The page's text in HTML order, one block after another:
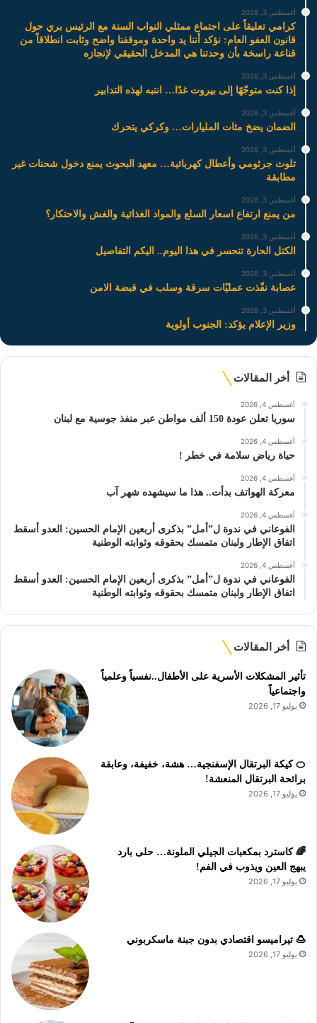
أغسطس 3, 2026
كرامي تعليقاً على اجتماع ممثلي النواب السنة مع الرئيس بري حول
قانون العفو العام: نؤكد أننا يد واحدة وموقفنا واضح وثابت انطلاقاً من
قناعة راسخة بأن وحدتنا هي المدخل الحقيقي لإنجازه
أغسطس 3, 2026
إذا كنت متوجّهًا إلى بيروت غدًا… انتبه لهذه التدابير
أغسطس 3, 2026
الضمان يضخ مئات المليارات… وكركي يتحرك
أغسطس 3, 2026
تلوث جرثومي وأعطال كهربائية… معهد البحوث يمنع دخول شحنات غير
مطابقة
أغسطس 3, 2026
من يمنع ارتفاع اسعار السلع والمواد الغذائية والغش والاحتكار؟
أغسطس 3, 2026
الكتل الحارة تنحسر في هذا اليوم.. اليكم التفاصيل
أغسطس 3, 2026
عصابة نفّذت عمليّات سرقة وسلب في قبضة الامن
أغسطس 3, 2026
وزير الإعلام يؤكد: الجنوب أولوية
أخر المقالات
أغسطس 4, 2026
سوريا تعلن عودة 150 ألف مواطن عبر منفذ جوسية مع لبنان
أغسطس 4, 2026
حياة رياض سلامة في خطر !
أغسطس 4, 2026
معركة الهواتف بدأت.. هذا ما سيشهده شهر آب
أغسطس 4, 2026
الفوعاني في ندوة ل”أمل” بذكرى أربعين الإمام الحسين: العدو أسقط
اتفاق الإطار ولبنان متمسك بحقوقه وثوابته الوطنية
أغسطس 4, 2026
الفوعاني في ندوة ل”أمل” بذكرى أربعين الإمام الحسين: العدو أسقط
اتفاق الإطار ولبنان متمسك بحقوقه وثوابته الوطنية
أخر المقالات
تأثير المشكلات الأسرية على الأطفال..نفسياً وعلمياً
واجتماعياً
يوليو 17, 2026
🍊 كيكة البرتقال الإسفنجية… هشة، خفيفة، وعابقة
برائحة البرتقال المنعشة!
يوليو 17, 2026
🌈 كاسترد بمكعبات الجيلي الملونة… حلى بارد
يبهج العين ويذوب في الفم!
يوليو 17, 2026
🍮 تيراميسو اقتصادي بدون جبنة ماسكربوني
يوليو 17, 2026